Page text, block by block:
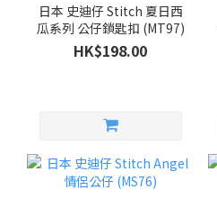
日本 史迪仔 Stitch 夏日西
瓜系列 公仔鎖匙扣 (MT97)
HK$198.00